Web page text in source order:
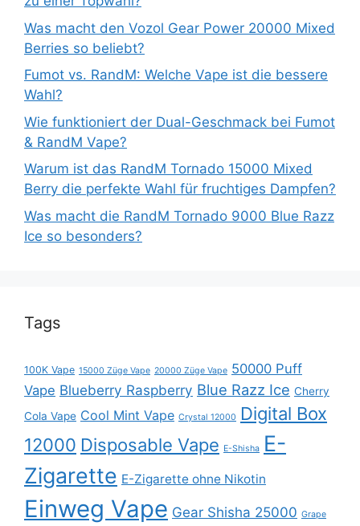
Was macht den Vozol Gear Power 20000 Mixed
Berries so beliebt?
Fumot vs. RandM: Welche Vape ist die bessere
Wahl?
Wie funktioniert der Dual-Geschmack bei Fumot
& RandM Vape?
Warum ist das RandM Tornado 15000 Mixed
Berry die perfekte Wahl für fruchtiges Dampfen?
Was macht die RandM Tornado 9000 Blue Razz
Ice so besonders?
Tags
100K Vape 15000 Züge Vape 20000 Züge Vape 50000 Puff
Vape Blueberry Raspberry Blue Razz Ice Cherry
Cola Vape Cool Mint Vape Crystal 12000
Digital Box
12000 Disposable Vape E-Shisha E-
Zigarette E-Zigarette ohne Nikotin
Einweg Vape Gear Shisha 25000 Grape